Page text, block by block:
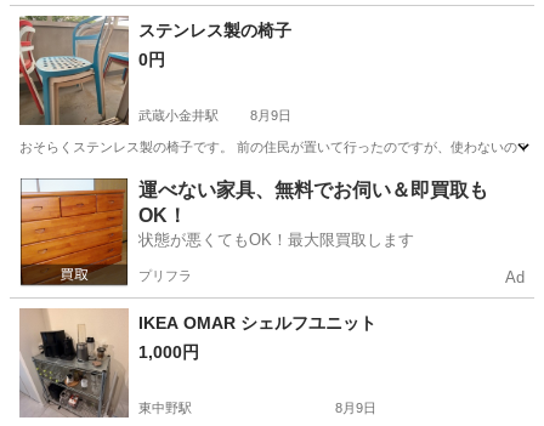
東京 町田市 人感センサー
ステンレス製の椅子
0円
武蔵小金井駅 8月9日
おそらくステンレス製の椅子です。 前の住民が置いて行ったのですが、使わないの
東京 小平市 武蔵小金井駅 椅子 ステンレス製
運べない家具、無料でお伺い＆即買取も
OK！
状態が悪くてもOK！最大限買取します
プリフラ Ad
IKEA OMAR シェルフユニット
1,000円
東中野駅 8月9日